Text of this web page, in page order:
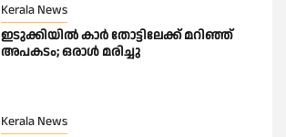
Kerala News
ഇടുക്കിയിൽ കാർ തോട്ടിലേക്ക് മറിഞ്ഞ്
അപകടം; ഒരാൾ മരിച്ചു
Kerala News